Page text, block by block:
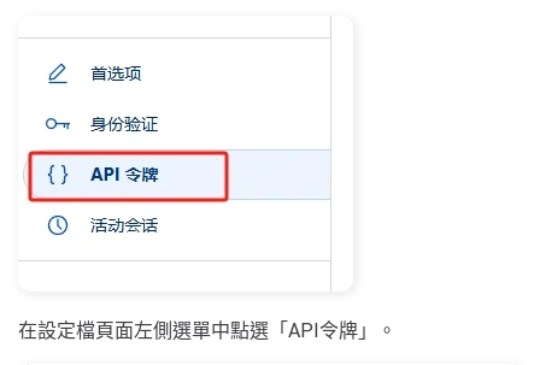
在設定檔頁面左側選單中點選「API令牌」。